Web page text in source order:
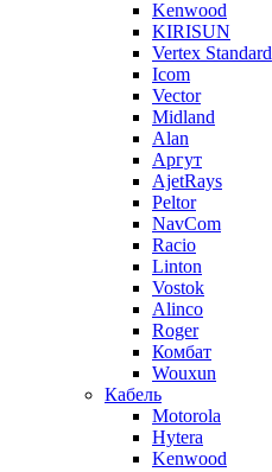
Kenwood
KIRISUN
Vertex Standard
Icom
Vector
Midland
Alan
Аргут
AjetRays
Peltor
NavCom
Racio
Linton
Vostok
Alinco
Roger
Комбат
Wouxun
Кабель
Motorola
Hytera
Kenwood